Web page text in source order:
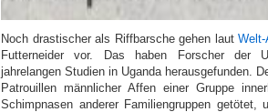
Noch drastischer als Riffbarsche gehen laut
Futterneider vor. Das haben Forscher der
jahrelangen Studien in Uganda herausgefunden.
Patrouillen männlicher Affen einer Gruppe
Schimpnasen anderer Familiengruppen getötet,